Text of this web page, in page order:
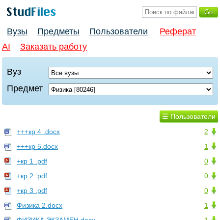
Вузы Предметы Пользователи
Реферат
AI
Заказать работу
Вуз
Предмет
☰ Пользователи
2
+++кр 4 .docx
1
+++кр 5.docx
0
+кр 1 .pdf
0
+кр 2 .pdf
0
+кр 3 .pdf
1
Физика 2.docx